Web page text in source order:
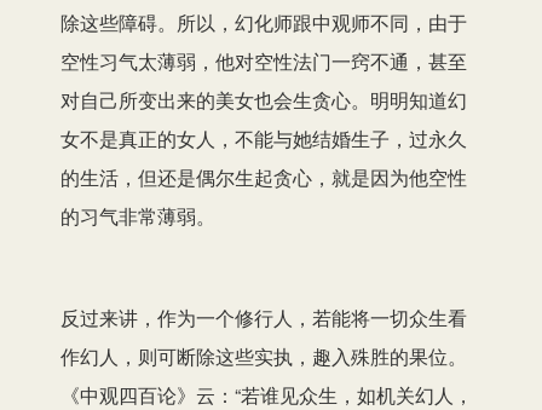
除这些障碍。所以，幻化师跟中观师不同，由于
空性习气太薄弱，他对空性法门一窍不通，甚至
对自己所变出来的美女也会生贪心。明明知道幻
女不是真正的女人，不能与她结婚生子，过永久
的生活，但还是偶尔生起贪心，就是因为他空性
的习气非常薄弱。
反过来讲，作为一个修行人，若能将一切众生看
作幻人，则可断除这些实执，趣入殊胜的果位。
《中观四百论》云：“若谁见众生，如机关幻人，